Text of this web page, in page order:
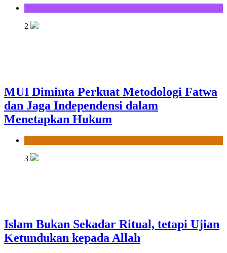
2
MUI Diminta Perkuat Metodologi Fatwa
dan Jaga Independensi dalam
Menetapkan Hukum
3
Islam Bukan Sekadar Ritual, tetapi Ujian
Ketundukan kepada Allah